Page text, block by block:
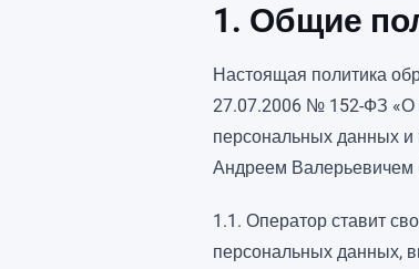
1. Общие
Настоящая политика
27.07.2006 № 152-ФЗ «О
персональных данных
Андреем Валерьевичем
1.1. Оператор ставит
персональных данных,